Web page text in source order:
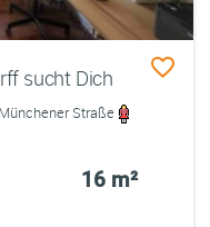
sucht Dich
Straße
16 m²